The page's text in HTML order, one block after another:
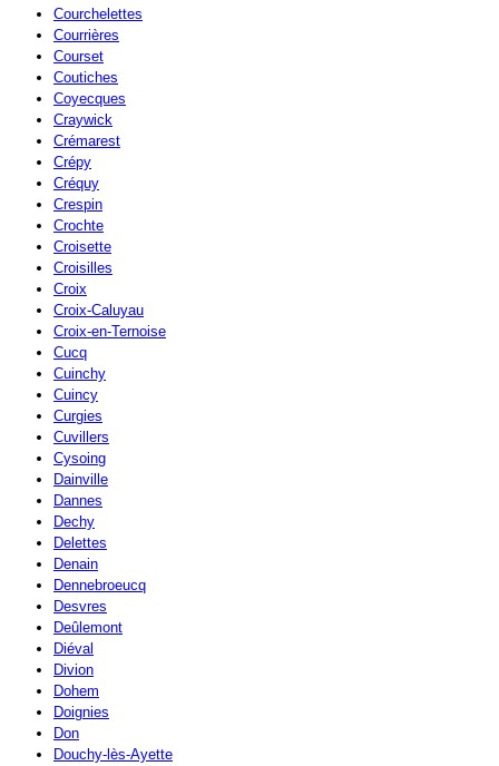
Courchelettes
Courrières
Courset
Coutiches
Coyecques
Craywick
Crémarest
Crépy
Créquy
Crespin
Crochte
Croisette
Croisilles
Croix
Croix-Caluyau
Croix-en-Ternoise
Cucq
Cuinchy
Cuincy
Curgies
Cuvillers
Cysoing
Dainville
Dannes
Dechy
Delettes
Denain
Dennebroeucq
Desvres
Deûlemont
Diéval
Divion
Dohem
Doignies
Don
Douchy-lès-Ayette